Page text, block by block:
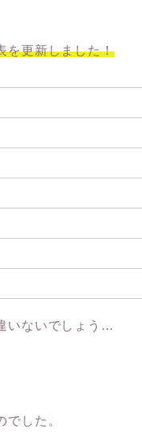
を更新しました！
いないでしょう…
でした。